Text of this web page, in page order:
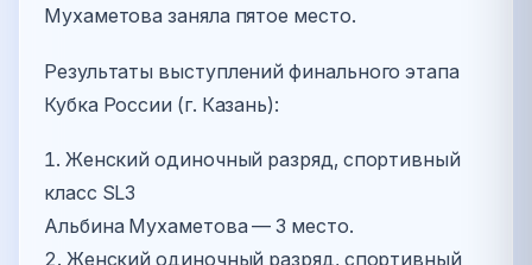
Мухаметова заняла пятое место.
Результаты выступлений финального этапа
Кубка России (г. Казань):
1. Женский одиночный разряд, спортивный
класс SL3
Альбина Мухаметова — 3 место.
2. Женский одиночный разряд, спортивный